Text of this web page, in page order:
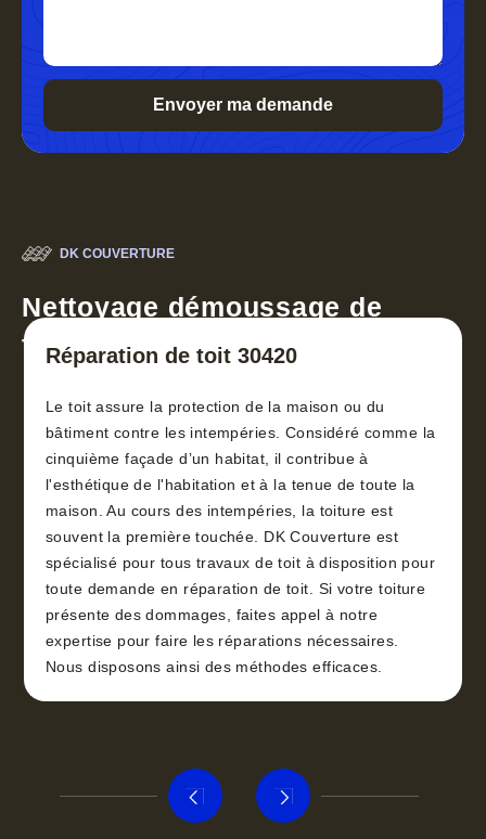
DK COUVERTURE
Nettoyage démoussage de
toiture 30
Réparation de toit 30420
Le toit assure la protection de la maison ou du
bâtiment contre les intempéries. Considéré comme la
cinquième façade d’un habitat, il contribue à
l'esthétique de l'habitation et à la tenue de toute la
maison. Au cours des intempéries, la toiture est
souvent la première touchée. DK Couverture est
spécialisé pour tous travaux de toit à disposition pour
toute demande en réparation de toit. Si votre toiture
présente des dommages, faites appel à notre
expertise pour faire les réparations nécessaires.
Nous disposons ainsi des méthodes efficaces.